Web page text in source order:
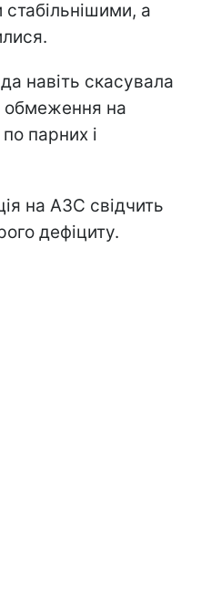
стабільнішими, а
навіть скасувала
обмеження на
парних і
на АЗС свідчить
дефіциту.